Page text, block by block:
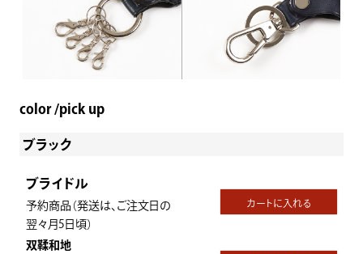
color pick up
ブラック
ブライドル
予約商品（発送は、ご注文日の
翌々月5日頃）
カートに入れる
双鞣和地